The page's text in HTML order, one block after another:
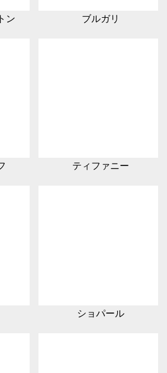
ン ブルガリ
ティファニー
ショパール